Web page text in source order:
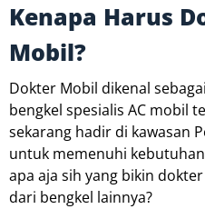
Kenapa Harus
Mobil?
Dokter Mobil dikenal
bengkel spesialis AC mobil
sekarang hadir di kawasan
untuk memenuhi
apa aja sih yang bikin
dari bengkel lainnya?